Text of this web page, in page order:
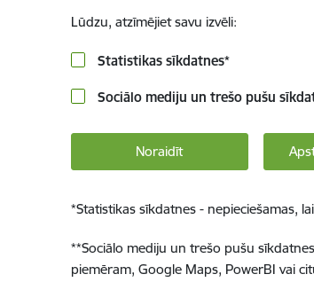
Lūdzu, atzīmējiet savu izvēli:
Statistikas sīkdatnes*
Sociālo mediju un trešo pušu
Noraidīt
*Statistikas sīkdatnes - nepieciešamas,
**Sociālo mediju un trešo pušu
piemēram, Google Maps, PowerBI vai